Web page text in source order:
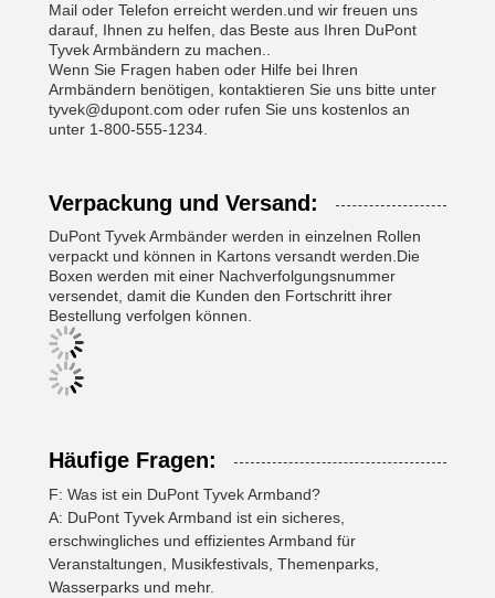
Mail oder Telefon erreicht werden.und wir freuen uns
darauf, Ihnen zu helfen, das Beste aus Ihren DuPont
Tyvek Armbändern zu machen..
Wenn Sie Fragen haben oder Hilfe bei Ihren
Armbändern benötigen, kontaktieren Sie uns bitte unter
tyvek@dupont.com oder rufen Sie uns kostenlos an
unter 1-800-555-1234.
Verpackung und Versand:
DuPont Tyvek Armbänder werden in einzelnen Rollen
verpackt und können in Kartons versandt werden.Die
Boxen werden mit einer Nachverfolgungsnummer
versendet, damit die Kunden den Fortschritt ihrer
Bestellung verfolgen können.
Häufige Fragen:
F: Was ist ein DuPont Tyvek Armband?
A: DuPont Tyvek Armband ist ein sicheres,
erschwingliches und effizientes Armband für
Veranstaltungen, Musikfestivals, Themenparks,
Wasserparks und mehr.